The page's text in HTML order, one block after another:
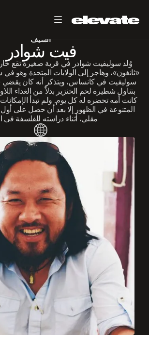
الشيف
فيت شوادر
وُلد سوليفيت شوادر في قرية صغيرة تقع
«ثانغون»، وهاجر إلى الولايات المتحدة وهو
سوليفيت في كانساس، ويتذكر أنه كان يقضي
بتناول شطيرة لحم الخنزير بدلاً من الغداء
كانت أمه تحضره له كل يوم. ولم تبدأ
المتنوعة في الظهور إلا بعد أن حصل على
مقلي، أثناء دراسته للفلسفة في